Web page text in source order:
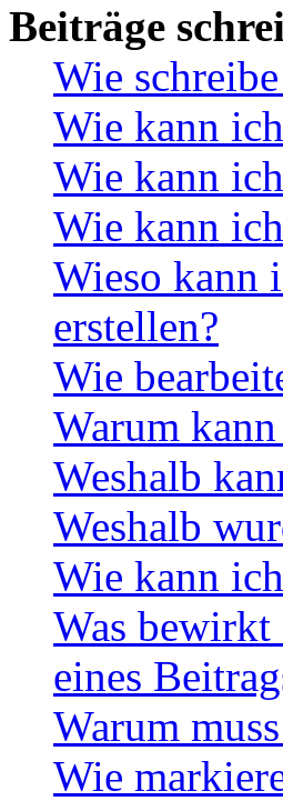
Beiträge
Wie
Wie kann
Wie kann
Wie kann
Wieso kann
erstellen?
Wie
Warum
Weshalb
Weshalb
Wie kann
Was bewirkt
eines
Warum
Wie